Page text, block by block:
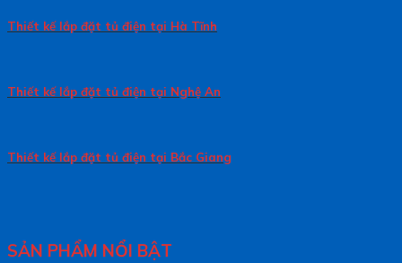
Thiết kế lắp đặt tủ điện tại Hà Tĩnh
Thiết kế lắp đặt tủ điện tại Nghệ An
Thiết kế lắp đặt tủ điện tại Bắc Giang
SẢN PHẨM NỔI BẬT